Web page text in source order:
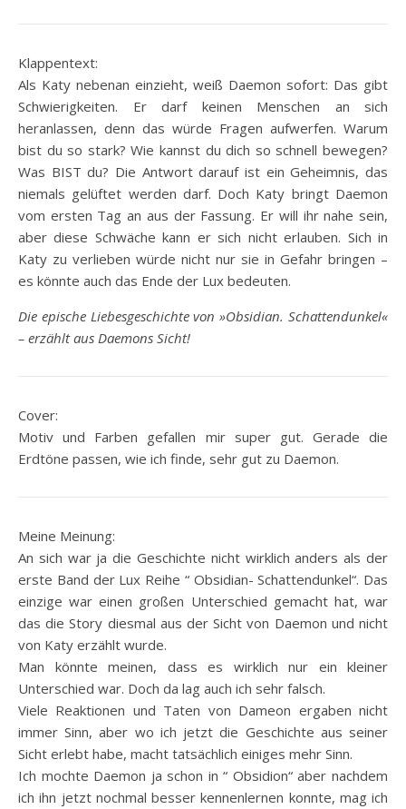
Klappentext:
Als Katy nebenan einzieht, weiß Daemon sofort: Das gibt
Schwierigkeiten. Er darf keinen Menschen an sich
heranlassen, denn das würde Fragen aufwerfen. Warum
bist du so stark? Wie kannst du dich so schnell bewegen?
Was BIST du? Die Antwort darauf ist ein Geheimnis, das
niemals gelüftet werden darf. Doch Katy bringt Daemon
vom ersten Tag an aus der Fassung. Er will ihr nahe sein,
aber diese Schwäche kann er sich nicht erlauben. Sich in
Katy zu verlieben würde nicht nur sie in Gefahr bringen –
es könnte auch das Ende der Lux bedeuten.
Die epische Liebesgeschichte von »Obsidian. Schattendunkel«
– erzählt aus Daemons Sicht!
Cover:
Motiv und Farben gefallen mir super gut. Gerade die
Erdtöne passen, wie ich finde, sehr gut zu Daemon.
Meine Meinung:
An sich war ja die Geschichte nicht wirklich anders als der
erste Band der Lux Reihe “ Obsidian- Schattendunkel“. Das
einzige war einen großen Unterschied gemacht hat, war
das die Story diesmal aus der Sicht von Daemon und nicht
von Katy erzählt wurde.
Man könnte meinen, dass es wirklich nur ein kleiner
Unterschied war. Doch da lag auch ich sehr falsch.
Viele Reaktionen und Taten von Dameon ergaben nicht
immer Sinn, aber wo ich jetzt die Geschichte aus seiner
Sicht erlebt habe, macht tatsächlich einiges mehr Sinn.
Ich mochte Daemon ja schon in “ Obsidion“ aber nachdem
ich ihn jetzt nochmal besser kennenlernen konnte, mag ich